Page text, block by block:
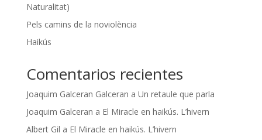
Naturalitat)
Pels camins de la noviolència
Haikús
Comentarios recientes
Joaquim Galceran Galceran a Un retaule que parla
Joaquim Galceran a El Miracle en haikús. L’hivern
Albert Gil a El Miracle en haikús. L’hivern